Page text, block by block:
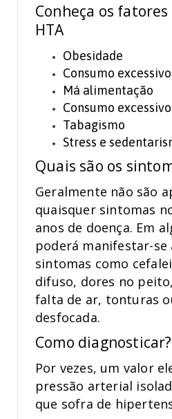
Conheça os
HTA
Obesidade
Consumo
Má alimentação
Consumo
Tabagismo
Stress e
Quais são os
Geralmente não são
quaisquer sintomas
anos de doença. Em
poderá manifestar-se
sintomas como
difuso, dores no
falta de ar, tonturas
desfocada.
Como diagnosticar?
Por vezes, um valor
pressão arterial
que sofra de